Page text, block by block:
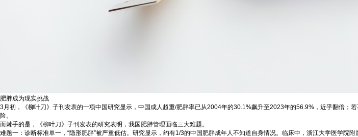
肥胖成为现实挑战
3月初，《柳叶刀》子刊发表的一项中国研究显示，中国成人超重/肥胖率已从2004年的30.1%飙升至2023年的56.9%，近乎翻倍
险。
而棘手的是，《柳叶刀》子刊发表的研究表明，我国肥胖管理面临三大难题。
难题一：诊断标准单一，“隐形肥胖”被严重低估。研究显示，约有1/3的中国肥胖成年人不知道自身情况。临床中，浙江大学医学